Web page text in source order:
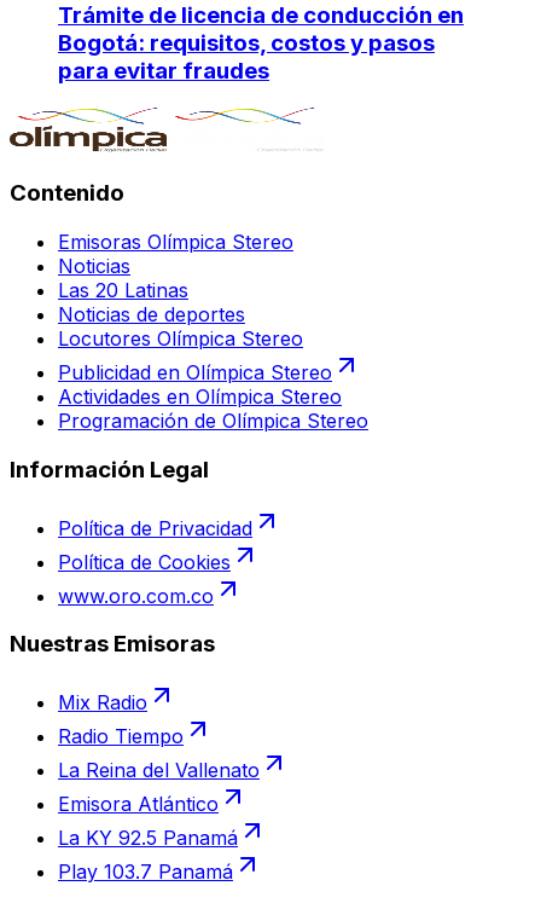
Trámite de licencia de conducción en
Bogotá: requisitos, costos y pasos
para evitar fraudes
Contenido
Emisoras Olímpica Stereo
Noticias
Las 20 Latinas
Noticias de deportes
Locutores Olímpica Stereo
Publicidad en Olímpica Stereo
Actividades en Olímpica Stereo
Programación de Olímpica Stereo
Información Legal
Política de Privacidad
Política de Cookies
www.oro.com.co
Nuestras Emisoras
Mix Radio
Radio Tiempo
La Reina del Vallenato
Emisora Atlántico
La KY 92.5 Panamá
Play 103.7 Panamá